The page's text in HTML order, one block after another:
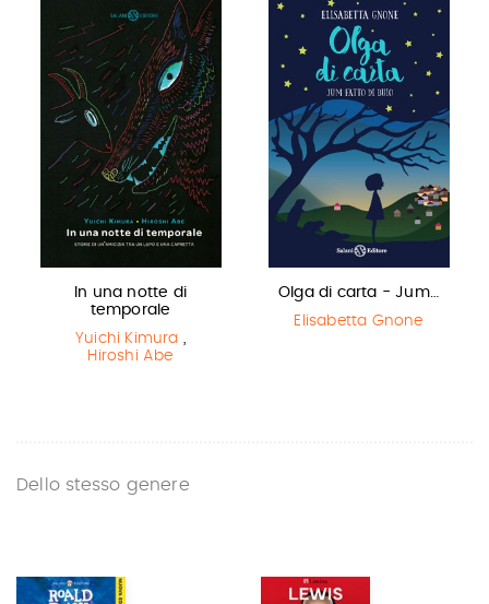
In una notte di
temporale
Yuichi Kimura ,
Hiroshi Abe
Olga di carta - Jum…
Elisabetta Gnone
Dello stesso genere